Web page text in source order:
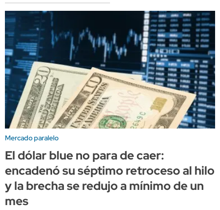
Mercado paralelo
El dólar blue no para de caer:
encadenó su séptimo retroceso al hilo
y la brecha se redujo a mínimo de un
mes